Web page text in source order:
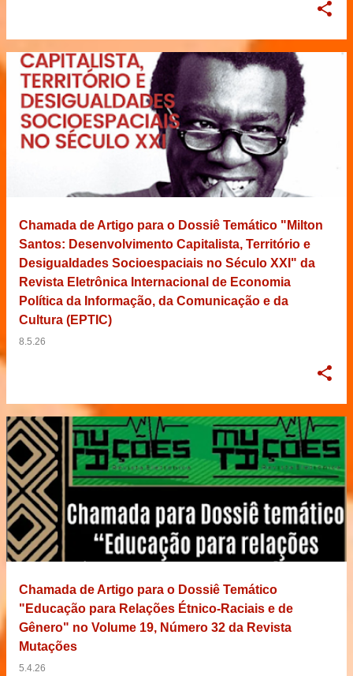
Chamada de Artigo para o Dossiê Temático "Milton
Santos: Desenvolvimento Capitalista, Território e
Desigualdades Socioespaciais no Século XXI" da
Revista Eletrônica Internacional de Economia
Política da Informação, da Comunicação e da
Cultura (EPTIC)
8.5.26
Chamada de Artigo para o Dossiê Temático
"Educação para Relações Étnico-Raciais e de
Gênero" no Volume 19, Número 32 da Revista
Mutações
5.4.26